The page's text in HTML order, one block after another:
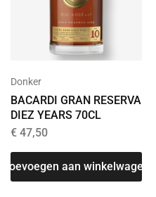
Donker
BACARDI GRAN RESERVA
DIEZ YEARS 70CL
€ 47,50
Toevoegen aan winkelwagen